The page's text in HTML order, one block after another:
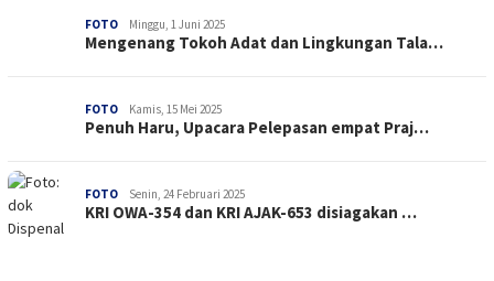
FOTO Minggu, 1 Juni 2025
Mengenang Tokoh Adat dan Lingkungan Tala…
FOTO Kamis, 15 Mei 2025
Penuh Haru, Upacara Pelepasan empat Praj…
FOTO Senin, 24 Februari 2025
KRI OWA-354 dan KRI AJAK-653 disiagakan …